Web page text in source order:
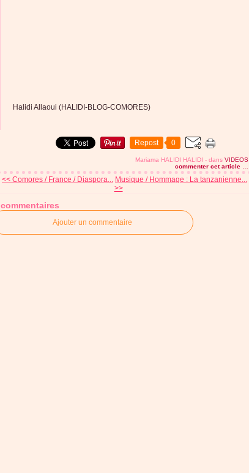
Halidi Allaoui (HALIDI-BLOG-COMORES)
Repost 0
Mariama HALIDI HALIDI - dans VIDEOS
commenter cet article
<< Comores / France / Diaspora... Musique / Hommage : La tanzanienne...
>>
commentaires
Ajouter un commentaire